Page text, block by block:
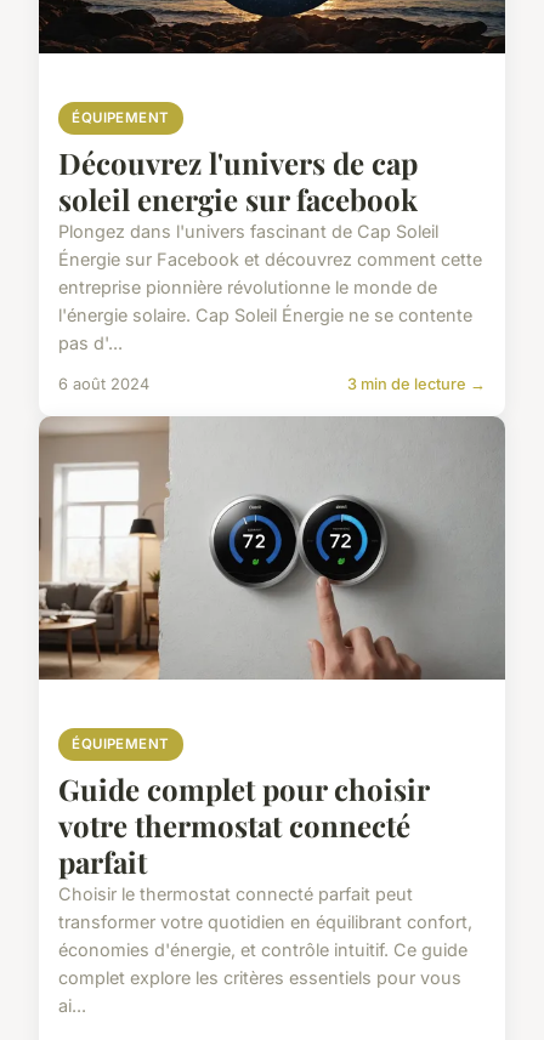
ÉQUIPEMENT
Découvrez l'univers de cap
soleil energie sur facebook
Plongez dans l'univers fascinant de Cap Soleil
Énergie sur Facebook et découvrez comment cette
entreprise pionnière révolutionne le monde de
l'énergie solaire. Cap Soleil Énergie ne se contente
pas d'...
6 août 2024 3 min de lecture →
ÉQUIPEMENT
Guide complet pour choisir
votre thermostat connecté
parfait
Choisir le thermostat connecté parfait peut
transformer votre quotidien en équilibrant confort,
économies d'énergie, et contrôle intuitif. Ce guide
complet explore les critères essentiels pour vous
ai...